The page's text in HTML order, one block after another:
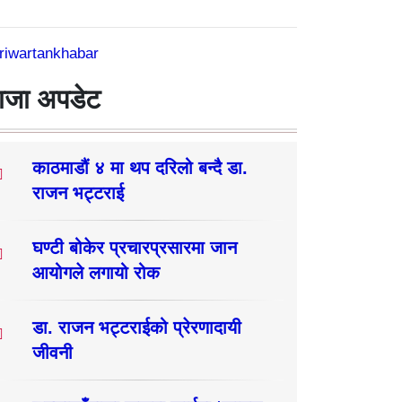
अपडेट
काठमाडौं ४ मा थप दरिलो बन्दै डा.
राजन भट्टराई
घण्टी बोकेर प्रचारप्रसारमा जान
आयोगले लगायो रोक
डा. राजन भट्टराईको प्रेरणादायी
जीवनी